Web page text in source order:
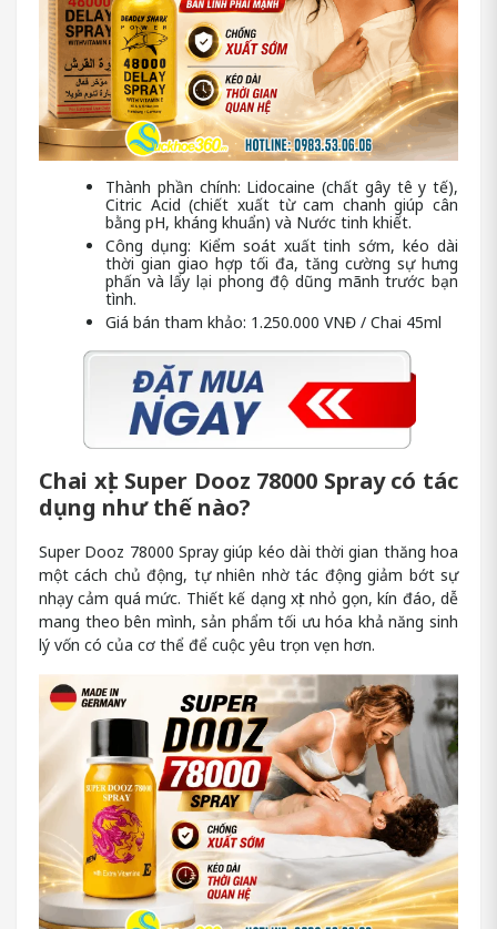
Thành phần chính: Lidocaine (chất gây tê y tế),
Citric Acid (chiết xuất từ cam chanh giúp cân
bằng pH, kháng khuẩn) và Nước tinh khiết.
Công dụng: Kiểm soát xuất tinh sớm, kéo dài
thời gian giao hợp tối đa, tăng cường sự hưng
phấn và lấy lại phong độ dũng mãnh trước bạn
tình.
Giá bán tham khảo: 1.250.000 VNĐ / Chai 45ml
Chai xịt Super Dooz 78000 Spray có tác
dụng như thế nào?
Super Dooz 78000 Spray giúp kéo dài thời gian thăng hoa
một cách chủ động, tự nhiên nhờ tác động giảm bớt sự
nhạy cảm quá mức. Thiết kế dạng xịt nhỏ gọn, kín đáo, dễ
mang theo bên mình, sản phẩm tối ưu hóa khả năng sinh
lý vốn có của cơ thể để cuộc yêu trọn vẹn hơn.